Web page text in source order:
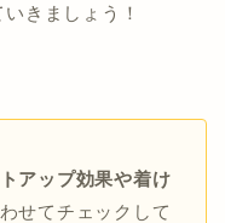
きましょう！
アップ効果や着け
せてチェックして